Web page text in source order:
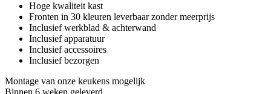
Hoge kwaliteit kast
Fronten in 30 kleuren leverbaar zonder meerprijs
Inclusief werkblad & achterwand
Inclusief apparatuur
Inclusief accessoires
Inclusief bezorgen
Montage van onze keukens mogelijk